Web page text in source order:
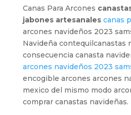
Canas Para Arcones
jabones artesanales canas
arcones navideños 2023
Navideña contequilcanastas
consecuencia canasta
arcones navideños 2023
encogible arcones arcones
mexico del mismo modo
comprar canastas navideñas.